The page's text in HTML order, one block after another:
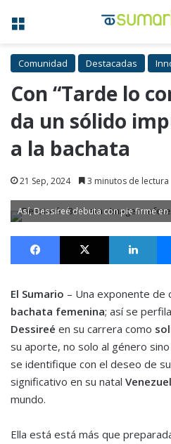
Menú
Comunidad Destacadas
Con “Tarde lo
da un sólido
a la bachata
21 Sep, 2024 3 minutos de lectura
Así, Dessireé debuta con pie firme en
Facebook X
El Sumario – Una exponente de
bachata femenina; así se
Dessireé en su carrera como
su aporte, no solo al género
se identifique con el deseo de
significativo en su natal
mundo.
Ella está está más que